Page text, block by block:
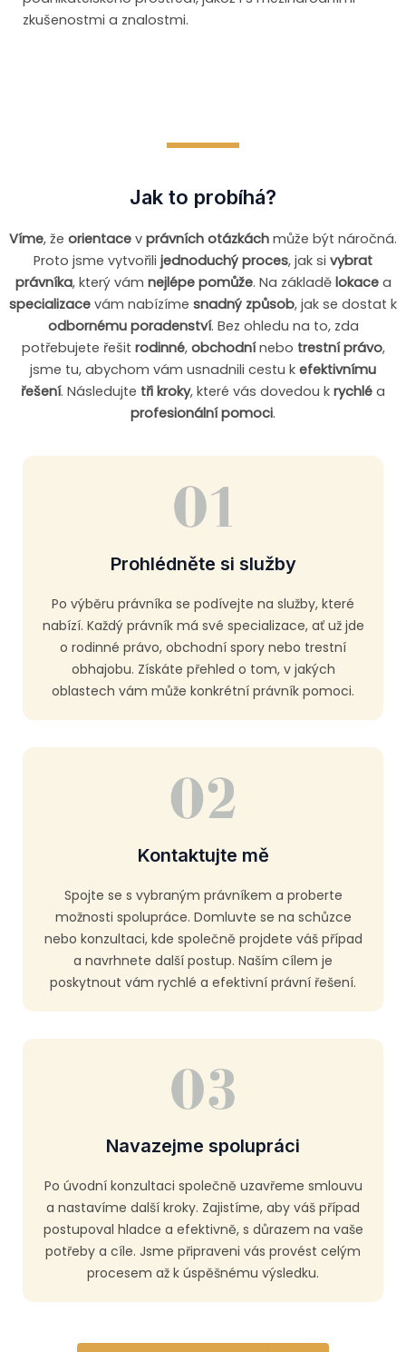
zkušenostmi a znalostmi.
Jak to probíhá?
Víme, že orientace v právních otázkách může být náročná.
Proto jsme vytvořili jednoduchý proces, jak si vybrat
právníka, který vám nejlépe pomůže. Na základě lokacea
specializace vám nabízíme snadný způsob, jak se dostat k
odbornému poradenství. Bez ohledu na to, zda
potřebujete řešit rodinné, obchodnínebo trestní právo,
jsme tu, abychom vám usnadnili cestu k efektivnímu
řešení. Následujte tři kroky, které vás dovedou k rychlé a
profesionální pomoci.
Prohlédněte si služby
Po výběru právníka se podívejte na služby, které
nabízí. Každý právník má své specializace, ať už jde
o rodinné právo, obchodní spory nebo trestní
obhajobu. Získáte přehled o tom, v jakých
oblastech vám může konkrétní právník pomoci.
Kontaktujte mě
Spojte se s vybraným právníkem a proberte
možnosti spolupráce. Domluvte se na schůzce
nebo konzultaci, kde společně projdete váš případ
a navrhnete další postup. Naším cílem je
poskytnout vám rychlé a efektivní právní řešení.
Navazejme spolupráci
Po úvodní konzultaci společně uzavřeme smlouvu
a nastavíme další kroky. Zajistíme, aby váš případ
postupoval hladce a efektivně, s důrazem na vaše
potřeby a cíle. Jsme připraveni vás provést celým
procesem až k úspěšnému výsledku.